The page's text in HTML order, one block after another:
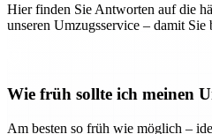
Hier finden Sie Antworten auf die
unseren Umzugsservice – damit Sie
Wie früh sollte ich meinen
Am besten so früh wie möglich –